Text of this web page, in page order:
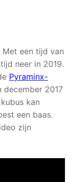
Met een tijd van
neer in 2019.
Pyraminx-
december 2017
kan
een baas.
zijn